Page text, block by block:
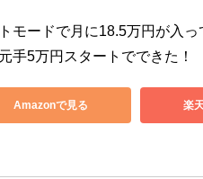
モードで月に18.5万円が入
手5万円スタートでできた！
Amazonで見る 楽